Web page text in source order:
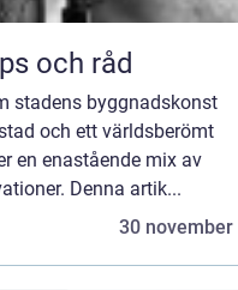
och råd
stadens byggnadskonst
och ett världsberömt
en enastående mix av
Denna artik...
30 november